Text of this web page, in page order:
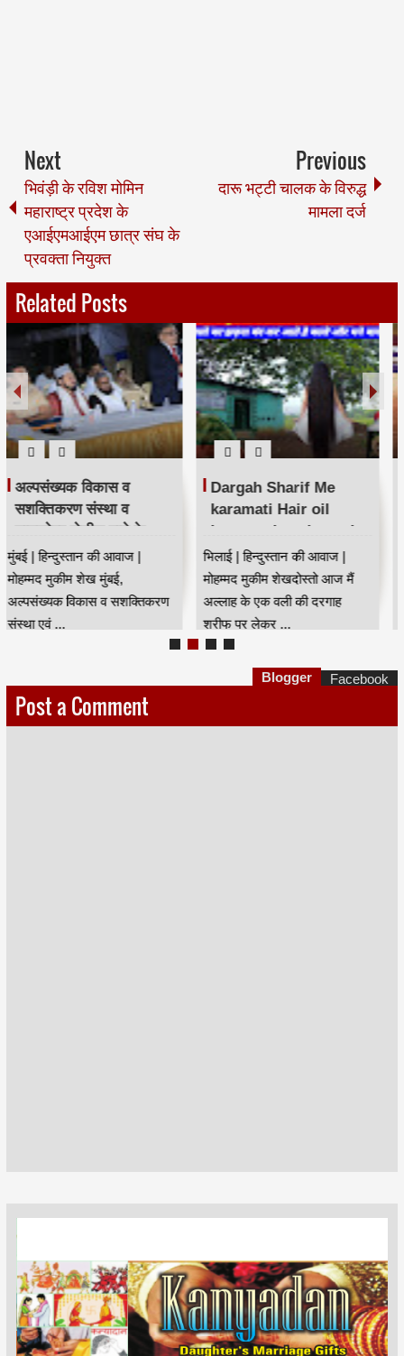
Next
भिवंड़ी के रविश मोमिन
महाराष्ट्र प्रदेश के
एआईएमआईएम छात्र संघ के
प्रवक्ता नियुक्त
Previous
दारू भट्टी चालक के विरुद्ध
मामला दर्ज
Related Posts
अर्जुन वॉयज ने जीता के
कामराज ट्रॉफी।
मुंबई । हिन्दुस्तान की आवाज़ ।
मोहम्मद मुकीम शेखचेंबूर स्थित सेल
कॉलोनी में के कामराज मैदान समिति
क्र...
अवधनारायण शुक्ला के
जन्मदिन पर गुलदस्ता का
मुंबई । हिन्दुस्तान की आवाज़ ।
मोहम्मद मुकीम शेखविनोद शुक्ला हाई
स्कूल और जूनियर कालेज और बीडी
शुक्ला...
Post a Comment
Blogger Facebook